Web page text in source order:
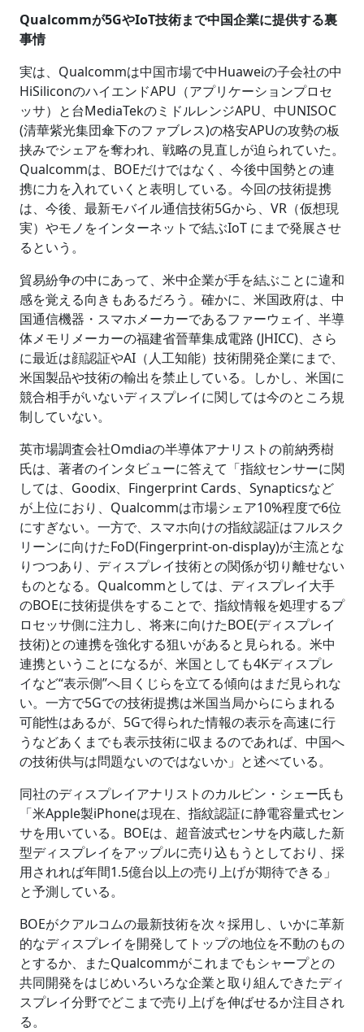
Qualcommが5GやIoT技術まで中国企業に提供する裏
事情
実は、Qualcommは中国市場で中Huaweiの子会社の中
HiSiliconのハイエンドAPU（アプリケーションプロセ
ッサ）と台MediaTekのミドルレンジAPU、中UNISOC
(清華紫光集団傘下のファブレス)の格安APUの攻勢の板
挟みでシェアを奪われ、戦略の見直しが迫られていた。
Qualcommは、BOEだけではなく、今後中国勢との連
携に力を入れていくと表明している。今回の技術提携
は、今後、最新モバイル通信技術5Gから、VR（仮想現
実）やモノをインターネットで結ぶIoT にまで発展させ
るという。
貿易紛争の中にあって、米中企業が手を結ぶことに違和
感を覚える向きもあるだろう。確かに、米国政府は、中
国通信機器・スマホメーカーであるファーウェイ、半導
体メモリメーカーの福建省晉華集成電路 (JHICC)、さら
に最近は顔認証やAI（人工知能）技術開発企業にまで、
米国製品や技術の輸出を禁止している。しかし、米国に
競合相手がいないディスプレイに関しては今のところ規
制していない。
英市場調査会社Omdiaの半導体アナリストの前納秀樹
氏は、著者のインタビューに答えて「指紋センサーに関
しては、Goodix、Fingerprint Cards、Synapticsなど
が上位におり、Qualcommは市場シェア10%程度で6位
にすぎない。一方で、スマホ向けの指紋認証はフルスク
リーンに向けたFoD(Fingerprint-on-display)が主流とな
りつつあり、ディスプレイ技術との関係が切り離せない
ものとなる。Qualcommとしては、ディスプレイ大手
のBOEに技術提供をすることで、指紋情報を処理するプ
ロセッサ側に注力し、将来に向けたBOE(ディスプレイ
技術)との連携を強化する狙いがあると見られる。米中
連携ということになるが、米国としても4Kディスプレ
イなど“表示側”へ目くじらを立てる傾向はまだ見られな
い。一方で5Gでの技術提携は米国当局からにらまれる
可能性はあるが、5Gで得られた情報の表示を高速に行
うなどあくまでも表示技術に収まるのであれば、中国へ
の技術供与は問題ないのではないか」と述べている。
同社のディスプレイアナリストのカルビン・シェー氏も
「米Apple製iPhoneは現在、指紋認証に静電容量式セン
サを用いている。BOEは、超音波式センサを内蔵した新
型ディスプレイをアップルに売り込もうとしており、採
用されれば年間1.5億台以上の売り上げが期待できる」
と予測している。
BOEがクアルコムの最新技術を次々採用し、いかに革新
的なディスプレイを開発してトップの地位を不動のもの
とするか、またQualcommがこれまでもシャープとの
共同開発をはじめいろいろな企業と取り組んできたディ
スプレイ分野でどこまで売り上げを伸ばせるか注目され
る。